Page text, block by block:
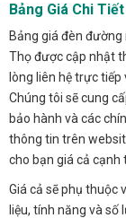
Bảng Giá Chi Tiết
Bảng giá đèn
Thọ được cập nhật
lòng liên hệ trực tiếp
Chúng tôi sẽ cung
bảo hành và các
thông tin trên
cho bạn giá cả
Giá cả sẽ phụ thuộc
liệu, tính năng và